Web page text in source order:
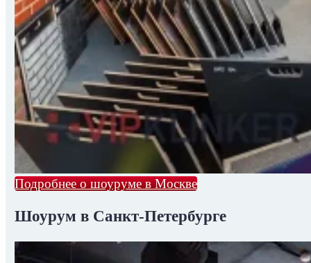
Подробнее о шоуруме в Москве
Шоурум в Санкт-Петербурге